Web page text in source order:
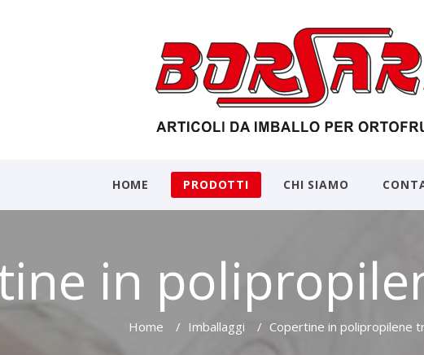
HOME PRODOTTI CHI SIAMO
in
Home / Imballaggi / Copertine in polipropilene